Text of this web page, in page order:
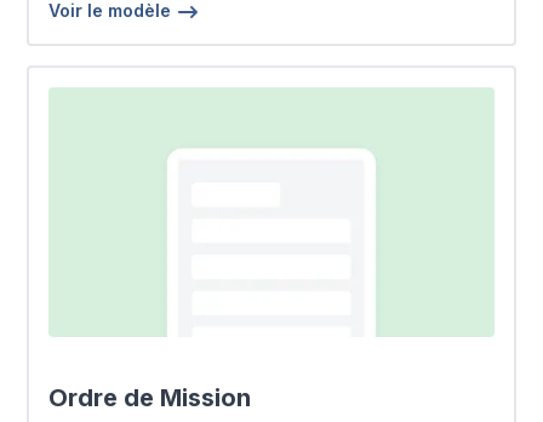
Voir le modèle
Ordre de Mission